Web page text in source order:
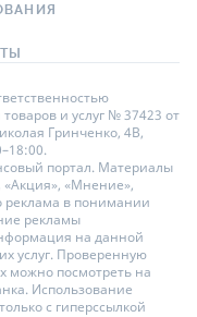
и услуг № 37423 от
Гринченко, 4В,
портал. Материалы
«Акция», «Мнение»,
реклама в понимании
рекламы
на данной
услуг. Проверенную
можно посмотреть на
Использование
с гиперссылкой